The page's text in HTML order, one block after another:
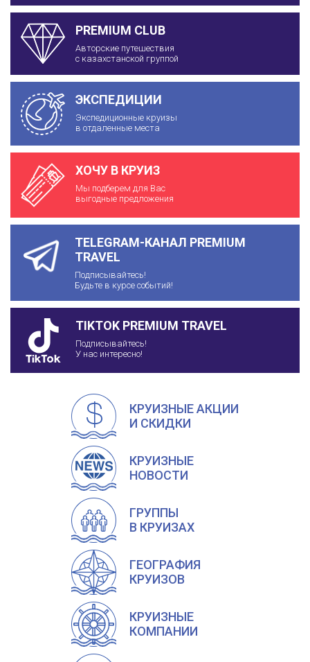
PREMIUM CLUB
Авторские путешествия
с казахстанской группой
ЭКСПЕДИЦИИ
Экспедиционные круизы
в отдаленные места
ХОЧУ В КРУИЗ
Мы подберем для Вас
выгодные предложения
TELEGRAM-КАНАЛ PREMIUM
TRAVEL
Подписывайтесь!
Будьте в курсе событий!
TIKTOK PREMIUM TRAVEL
Подписывайтесь!
У нас интересно!
КРУИЗНЫЕ АКЦИИ
И СКИДКИ
КРУИЗНЫЕ
НОВОСТИ
ГРУППЫ
В КРУИЗАХ
ГЕОГРАФИЯ
КРУИЗОВ
КРУИЗНЫЕ
КОМПАНИИ